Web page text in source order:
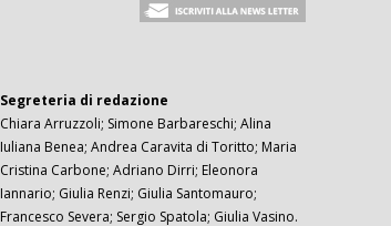
Segreteria di redazione
Chiara Arruzzoli; Simone Barbareschi; Alina
Iuliana Benea; Andrea Caravita di Toritto; Maria
Cristina Carbone; Adriano Dirri; Eleonora
Iannario; Giulia Renzi; Giulia Santomauro;
Francesco Severa; Sergio Spatola; Giulia Vasino.